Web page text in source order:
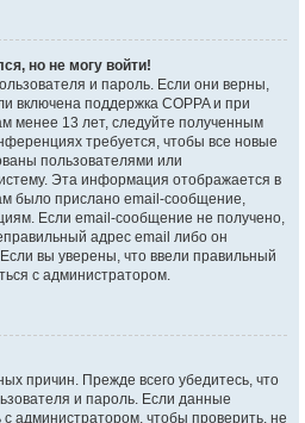
но не могу войти!
и пароль. Если они верны,
включена поддержка COPPA и при
менее 13 лет, следуйте полученным
требуется, чтобы все новые
пользователями или
Эта информация отображается в
было прислано email-сообщение,
Если email-сообщение не получено,
адрес email либо он
вы уверены, что ввели правильный
с администратором.
причин. Прежде всего убедитесь, что
и пароль. Если данные
администратором, чтобы проверить, не